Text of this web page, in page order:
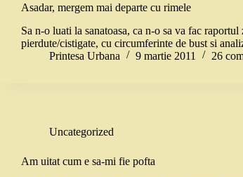
Asadar, mergem mai departe cu rimele
Sa n-o luati la sanatoasa, ca n-o sa va fac
pierdute/cistigate, cu circumferinte de bust si
Printesa Urbana
9 martie 2011 26
Uncategorized
Am uitat cum e sa-mi fie pofta